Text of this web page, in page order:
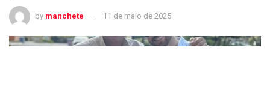
by manchete 11 de maio de 2025